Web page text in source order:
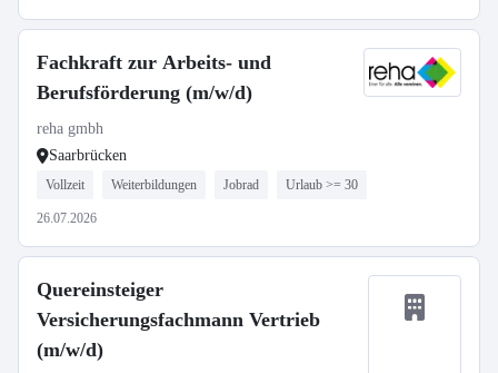
Fachkraft zur Arbeits- und
Berufsförderung (m/w/d)
reha gmbh
Saarbrücken
Vollzeit Weiterbildungen Jobrad Urlaub >= 30
26.07.2026
Quereinsteiger
Versicherungsfachmann Vertrieb
(m/w/d)